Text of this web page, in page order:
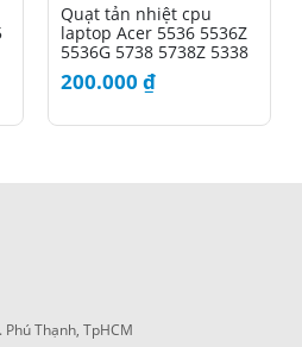
Quạt tản nhiệt cpu
laptop Acer 5536 5536Z
5536G 5738 5738Z 5338
200.000 ₫
Thạnh, TpHCM